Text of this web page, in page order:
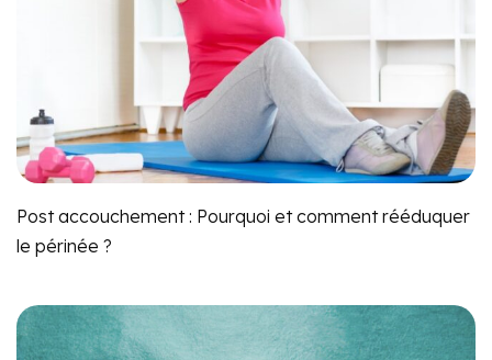
Post accouchement : Pourquoi et comment rééduquer
le périnée ?